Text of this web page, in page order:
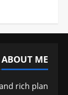
ABOUT ME
rich plan